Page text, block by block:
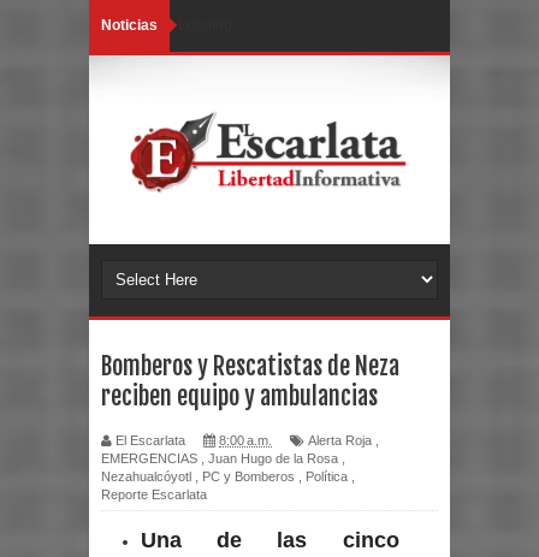
Noticias
Bomberos y Rescatistas de Neza
reciben equipo y ambulancias
El Escarlata 8:00 a.m. Alerta Roja
EMERGENCIAS
Juan Hugo de la Rosa
Nezahualcóyotl
PC y Bomberos Política
Reporte Escarlata
Una de las cinco